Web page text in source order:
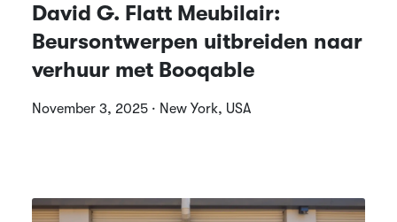
David G. Flatt Meubilair:
Beursontwerpen uitbreiden naar
verhuur met Booqable
November 3, 2025 · New York, USA